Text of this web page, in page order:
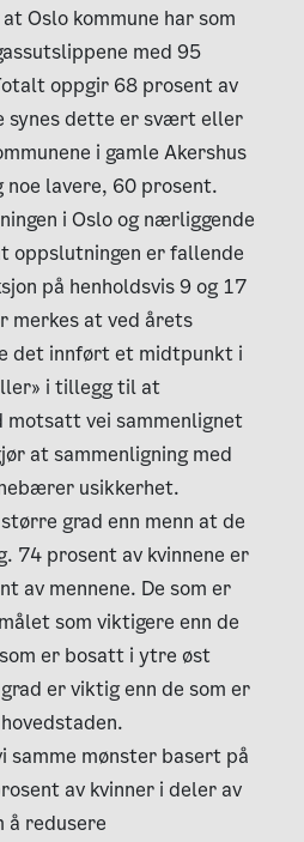
Oslo kommune har som
med 95
oppgir 68 prosent av
synes dette er svært eller
i gamle Akershus
lavere, 60 prosent.
i Oslo og nærliggende
oppslutningen er fallende
på henholdsvis 9 og 17
merkes at ved årets
det innført et midtpunkt i
i tillegg til at
motsatt vei sammenlignet
at sammenligning med
usikkerhet.
grad enn menn at de
74 prosent av kvinnene er
av mennene. De som er
som viktigere enn de
er bosatt i ytre øst
er viktig enn de som er
samme mønster basert på
av kvinner i deler av
å redusere